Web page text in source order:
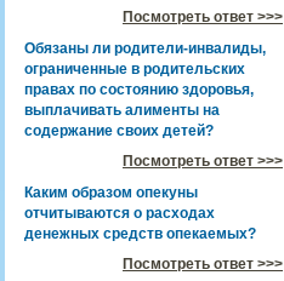
Посмотреть ответ >>>
Обязаны ли родители-инвалиды,
ограниченные в родительских
правах по состоянию здоровья,
выплачивать алименты на
содержание своих детей?
Посмотреть ответ >>>
Каким образом опекуны
отчитываются о расходах
денежных средств опекаемых?
Посмотреть ответ >>>